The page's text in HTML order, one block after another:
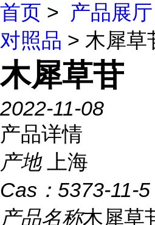
首页 > 产品展厅
对照品 > 木犀草
木犀草苷
2022-11-08
产品详情
产地
上海
Cas： 5373-11-5
产品名称木犀草